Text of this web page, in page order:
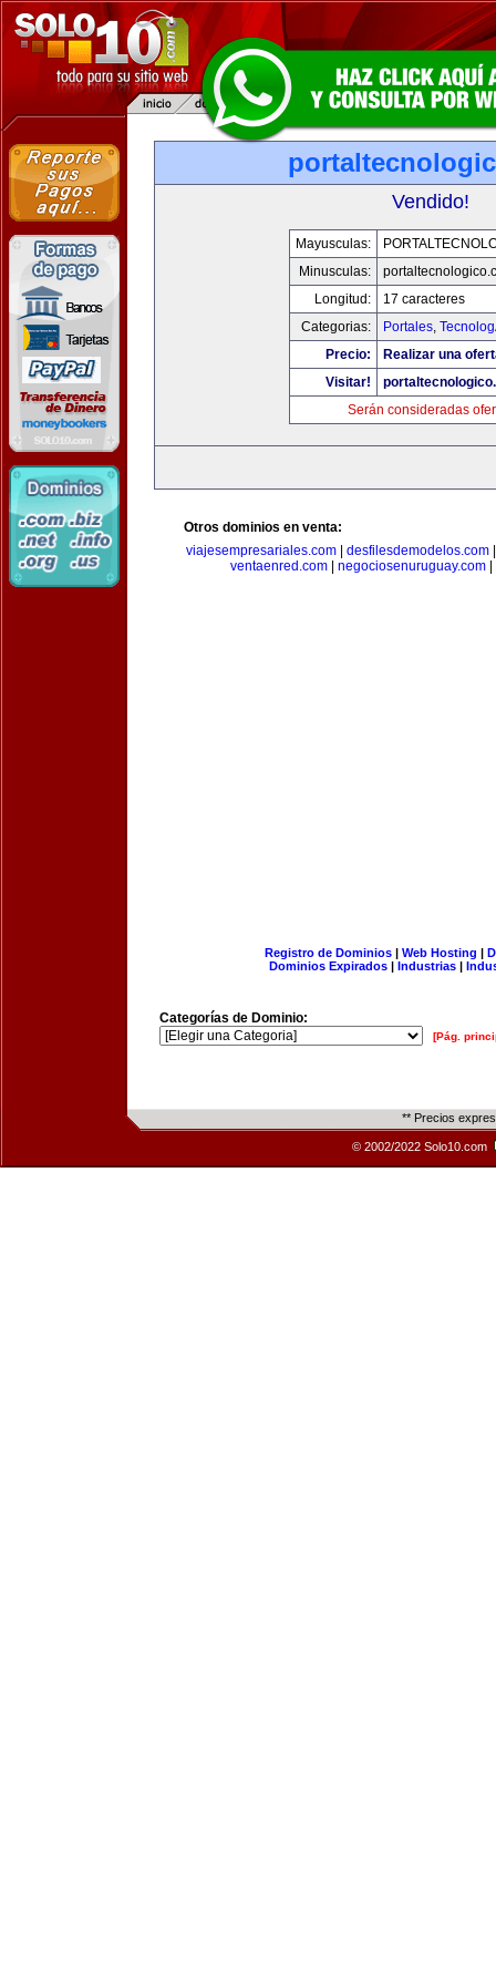
Vendido!
Mayusculas:
Minusculas:
Longitud:
17 caracteres
Categorias:
Portales,
Precio:
Realizar una
Visitar!
Serán consideradas
Otros dominios en venta:
viajesempresariales.com| desfilesdemodelos.com
ventaenred.com
negociosenuruguay.com
Registro de Dominios| Web Hosting |
Dominios Expirados | Industrias |
Categorías de Dominio:
[Pág.
** Precios
© 2002/2022 Solo10.com